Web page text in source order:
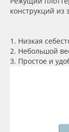
конструкций из
1. Низкая
2. Небольшой
3. Простое и